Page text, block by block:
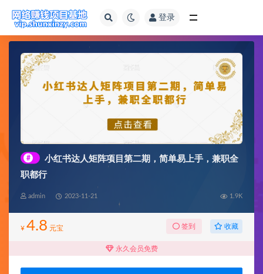
登录
#
小红书达人矩阵项目第二期，简单易上手，兼职全
职都行
admin 2023-11-21 1.9K
¥ 4.8 元宝 签到 收藏
永久会员免费